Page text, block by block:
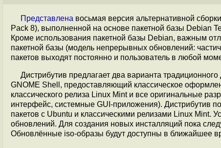
Представлена восьмая версия альтернативной
Pack 8), выполненной на основе пакетной базы Debian
Кроме использования пакетной базы Debian, важным
пакетной базы (модель непрерывных обновлений:
пакетов выходят постоянно и пользователь в любой
Дистрибутив предлагает два варианта
GNOME Shell, предоставляющий классическое
классического релиза Linux Mint и все оригинальные
интерфейс, системные GUI-приложения). Дистрибутив
пакетов с Ubuntu и классическими релизами Linux Mint.
обновлений. Для создания новых инсталляций пока
Обновлённые iso-образы будут доступны в ближайшее